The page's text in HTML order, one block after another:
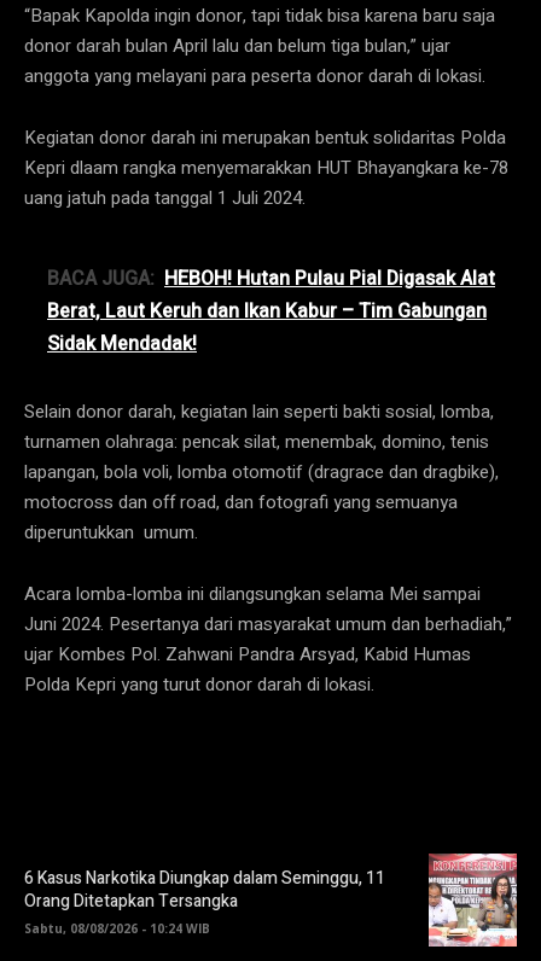
“Bapak Kapolda ingin donor, tapi tidak bisa karena baru saja
donor darah bulan April lalu dan belum tiga bulan,” ujar
anggota yang melayani para peserta donor darah di lokasi.
Kegiatan donor darah ini merupakan bentuk solidaritas Polda
Kepri dlaam rangka menyemarakkan HUT Bhayangkara ke-78
uang jatuh pada tanggal 1 Juli 2024.
BACA JUGA: HEBOH! Hutan Pulau Pial Digasak Alat
Berat, Laut Keruh dan Ikan Kabur – Tim Gabungan
Sidak Mendadak!
Selain donor darah, kegiatan lain seperti bakti sosial, lomba,
turnamen olahraga: pencak silat, menembak, domino, tenis
lapangan, bola voli, lomba otomotif (dragrace dan dragbike),
motocross dan off road, dan fotografi yang semuanya
diperuntukkan umum.
Acara lomba-lomba ini dilangsungkan selama Mei sampai
Juni 2024. Pesertanya dari masyarakat umum dan berhadiah,”
ujar Kombes Pol. Zahwani Pandra Arsyad, Kabid Humas
Polda Kepri yang turut donor darah di lokasi.
6 Kasus Narkotika Diungkap dalam Seminggu, 11
Orang Ditetapkan Tersangka
Sabtu, 08/08/2026 - 10:24 WIB